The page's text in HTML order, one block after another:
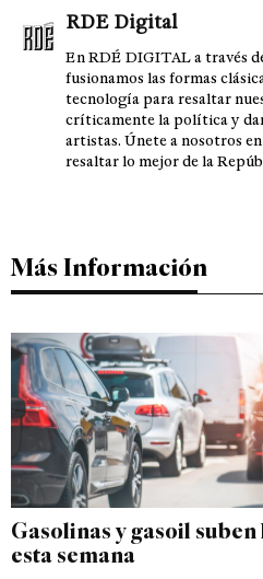
RDE Digital
En RDÉ DIGITAL a través
fusionamos las formas
tecnología para resaltar
críticamente la política y
artistas. Únete a nosotros
resaltar lo mejor de la
Más Información
Gasolinas y gasoil
esta semana